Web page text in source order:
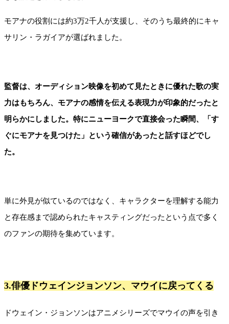
モアナの役割には約3万2千人が支援し、そのうち最終的にキャ
サリン・ラガイアが選ばれました。
監督は、オーディション映像を初めて見たときに優れた歌の実
力はもちろん、モアナの感情を伝える表現力が印象的だったと
明らかにしました。特にニューヨークで直接会った瞬間、「す
ぐにモアナを見つけた」という確信があったと話すほどでし
た。
単に外見が似ているのではなく、キャラクターを理解する能力
と存在感まで認められたキャスティングだったという点で多く
のファンの期待を集めています。
3.俳優ドウェインジョンソン、マウイに戻ってくる
ドウェイン・ジョンソンはアニメシリーズでマウイの声を引き